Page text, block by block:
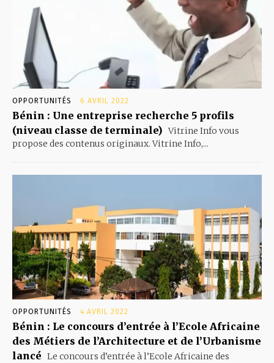
OPPORTUNITÉS 6 AVRIL 2022
Bénin : Une entreprise recherche 5 profils
(niveau classe de terminale) Vitrine Info vous
propose des contenus originaux. Vitrine Info,...
OPPORTUNITÉS 4 AVRIL 2022
Bénin : Le concours d’entrée à l’Ecole Africaine
des Métiers de l’Architecture et de l’Urbanisme
lancé Le concours d’entrée à l’Ecole Africaine des